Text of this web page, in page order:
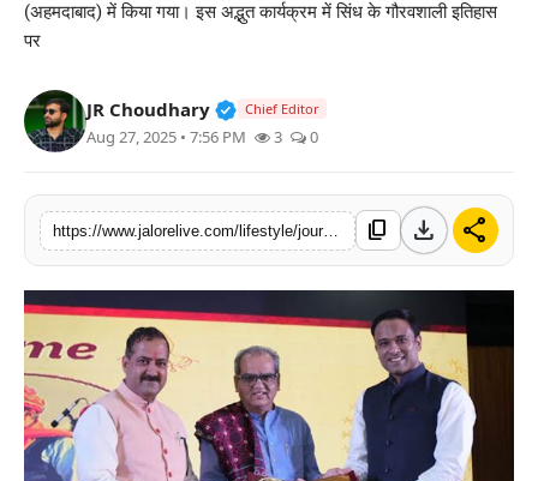
खेल
शिक्षा
लाइफस्टाइल
मनोरंजन
तकनीक
विशेष
बिज़नेस
(अहमदाबाद) में किया गया। इस अद्भुत कार्यक्रम में सिंध के गौरवशाली इतिहास
पर
JR Choudhary Verified Public Figure • 30 Mar,
Chief Editor
Aug 27, 2025 • 7:56 PM 3 0
https://www.jalorelive.com/lifestyle/journey-from-sindh-to-hind-effort-to content_copy download share